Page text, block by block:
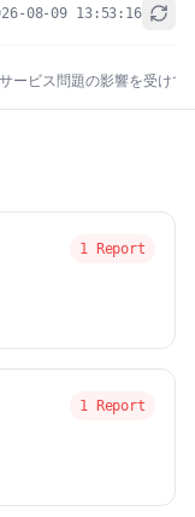
08-09 13:53:16
サービス問題の影響を受けて
+
1 Report
1 Report